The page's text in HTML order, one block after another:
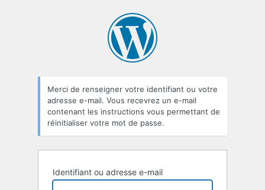
oublié
Merci de renseigner votre identifiant ou votre
adresse e-mail. Vous recevrez un e-mail
contenant les instructions vous permettant de
réinitialiser votre mot de passe.
Identifiant ou adresse e-mail